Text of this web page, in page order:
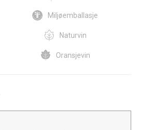
Miljøemballasje
Naturvin
Oransjevin